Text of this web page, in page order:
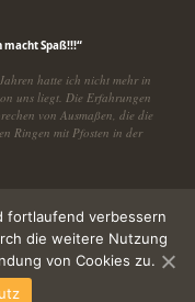
Spaß!!!“
hatte ich nicht mehr in
uns liegt. Die Erfahrungen
von Ausmaßen, die die
Ringen mit Pfosten in der
fortlaufend verbessern
die weitere Nutzung
von Cookies zu.